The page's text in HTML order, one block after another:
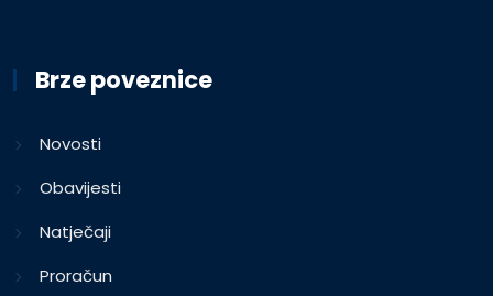
Brze poveznice
Novosti
Obavijesti
Natječaji
Proračun